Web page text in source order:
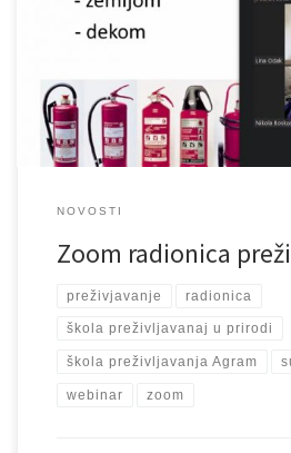
hitnim stanjima. Ovakvom naćinu
uslijed problema sa pandemijom
profesora Privatne klasične gimnazije
oduševljanjem prihvatili. Većinu
NOVOSTI
Zoom radionica
preživjavanje radionica
škola preživljavanaj u prirodi
škola preživljavanja Agram
webinar zoom